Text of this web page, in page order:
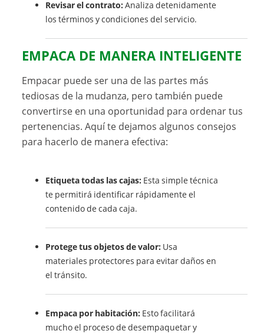
Revisar el contrato: Analiza detenidamente
los términos y condiciones del servicio.
EMPACA DE MANERA INTELIGENTE
Empacar puede ser una de las partes más
tediosas de la mudanza, pero también puede
convertirse en una oportunidad para ordenar tus
pertenencias. Aquí te dejamos algunos consejos
para hacerlo de manera efectiva:
Etiqueta todas las cajas: Esta simple técnica
te permitirá identificar rápidamente el
contenido de cada caja.
Protege tus objetos de valor: Usa
materiales protectores para evitar daños en
el tránsito.
Empaca por habitación: Esto facilitará
mucho el proceso de desempaquetar y